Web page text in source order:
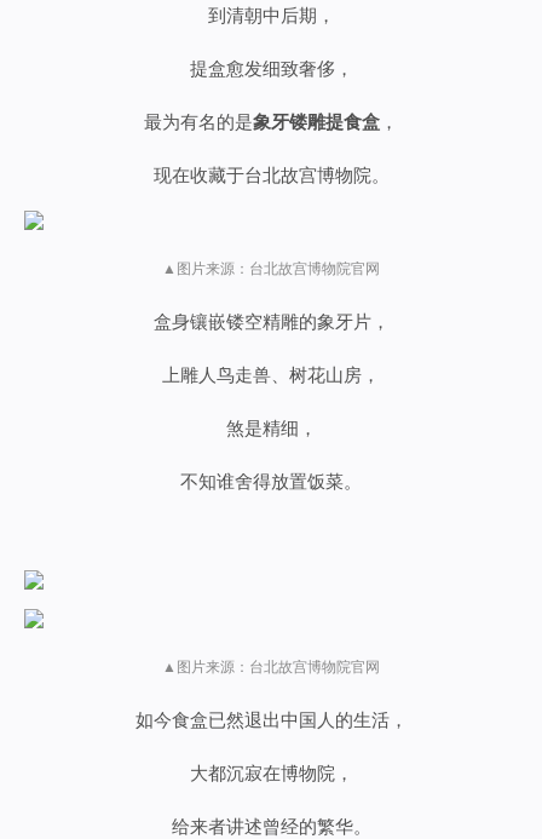
到清朝中后期，
提盒愈发细致奢侈，
最为有名的是象牙镂雕提食盒 ，
现在收藏于台北故宫博物院。
▲图片来源：台北故宫博物院官网
盒身镶嵌镂空精雕的象牙片，
上雕人鸟走兽、树花山房，
煞是精细，
不知谁舍得放置饭菜。
▲图片来源：台北故宫博物院官网
如今食盒已然退出中国人的生活，
大都沉寂在博物院，
给来者讲述曾经的繁华。